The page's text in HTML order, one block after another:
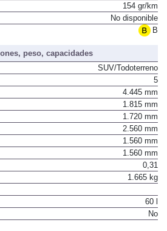
154 gr/km
No disponible
B
peso, capacidades
SUV/Todoterreno
5
4.445 mm
1.815 mm
1.720 mm
2.560 mm
1.560 mm
1.560 mm
0,31
1.665 kg
60 l
No